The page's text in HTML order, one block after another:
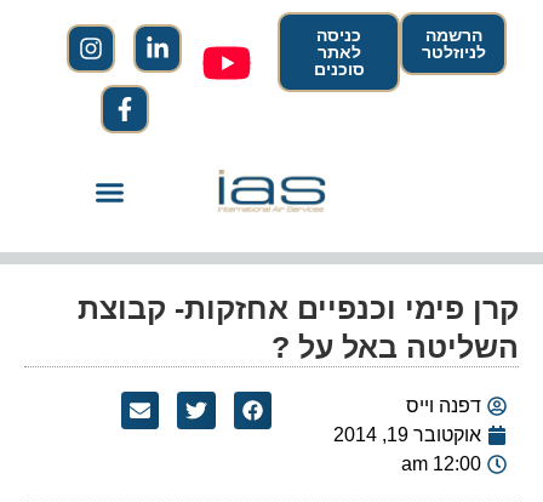
הרשמה
לניוזלטר
כניסה
לאתר
סוכנים
קרן פימי וכנפיים אחזקות- קבוצת
השליטה באל על ?
דפנה וייס
אוקטובר 19, 2014
12:00 am